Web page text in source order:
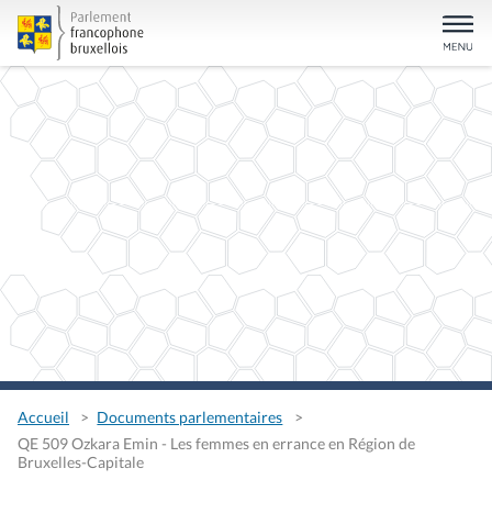
Accueil
Documents parlementaires
QE 509 Ozkara Emin - Les femmes en errance en Région de
Bruxelles-Capitale